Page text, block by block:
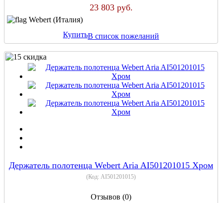
23 803 руб.
Webert (Италия)
КупитьВ список пожеланий
Держатель полотенца Webert Aria AI501201015 Хром
(Код: AI501201015)
Отзывов (0)